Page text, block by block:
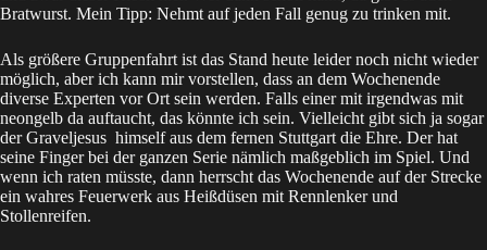
Bratwurst. Mein Tipp: Nehmt auf jeden Fall genug zu trinken mit.
Als größere Gruppenfahrt ist das Stand heute leider noch nicht wieder
möglich, aber ich kann mir vorstellen, dass an dem Wochenende
diverse Experten vor Ort sein werden. Falls einer mit irgendwas mit
neongelb da auftaucht, das könnte ich sein. Vielleicht gibt sich ja sogar
derGraveljesus himself aus dem fernen Stuttgart die Ehre. Der hat
seine Finger bei der ganzen Serie nämlich maßgeblich im Spiel. Und
wenn ich raten müsste, dann herrscht das Wochenende auf der Strecke
ein wahres Feuerwerk aus Heißdüsen mit Rennlenker und
Stollenreifen.